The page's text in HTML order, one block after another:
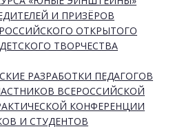
И ПРИЗЁРОВ
ОТКРЫТОГО
ТВОРЧЕСТВА
РАЗРАБОТКИ ПЕДАГОГОВ
ВСЕРОССИЙСКОЙ
КОНФЕРЕНЦИИ
И СТУДЕНТОВ